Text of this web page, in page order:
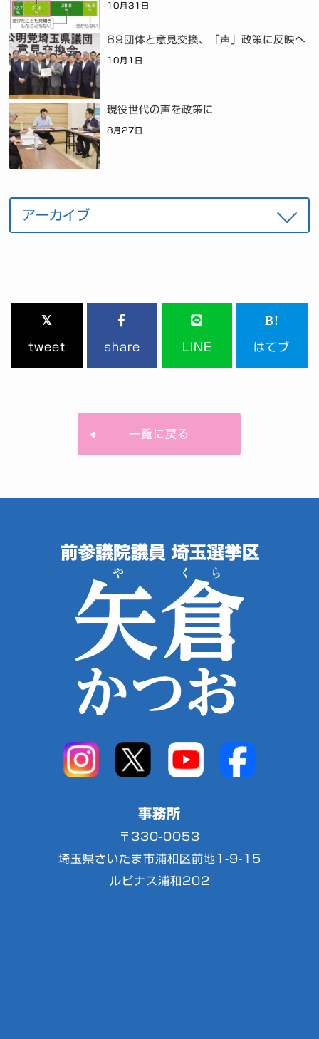
10月31日
69団体と意見交換、「声」政策に反映へ
10月1日
現役世代の声を政策に
8月27日
tweet share LINE はてブ
一覧に戻る
事務所
〒330-0053
埼玉県さいたま市浦和区前地1-9-15
ルピナス浦和202